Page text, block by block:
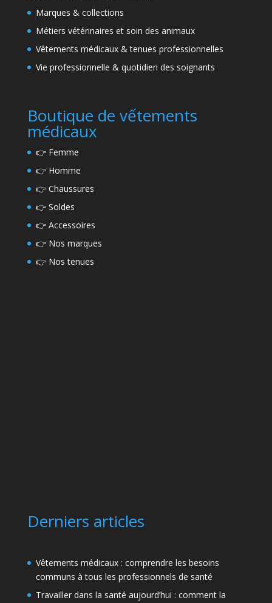
Marques & collections
Métiers vétérinaires et soin des animaux
Vêtements médicaux & tenues professionnelles
Vie professionnelle & quotidien des soignants
Boutique de vếtements
médicaux
👉 Femme
👉 Homme
👉 Chaussures
👉 Soldes
👉 Accessoires
👉 Nos marques
👉 Nos tenues
Derniers articles
Vêtements médicaux : comprendre les besoins
communs à tous les professionnels de santé
Travailler dans la santé aujourd’hui : comment la